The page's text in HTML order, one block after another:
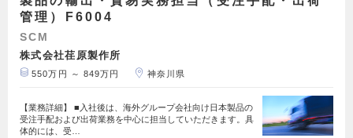
管理）F6004
SCM
株式会社荏原製作所
550万円 ～ 849万円 神奈川県
【業務詳細】 ■入社後は、海外グループ会社向け日本製品の
受注手配および出荷業務を中心に担当していただきます。具
体的には、受…